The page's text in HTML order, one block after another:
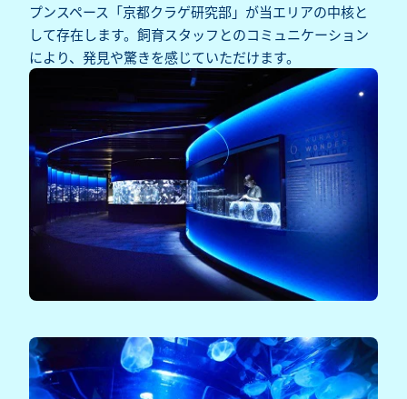
プンスペース「京都クラゲ研究部」が当エリアの中核と
して存在します。飼育スタッフとのコミュニケーション
により、発見や驚きを感じていただけます。